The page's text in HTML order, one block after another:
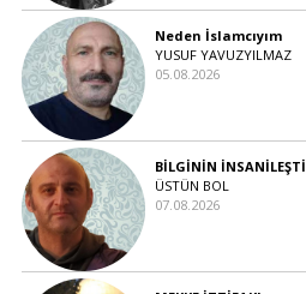
Neden İslamcıyım
YUSUF YAVUZYILMAZ
05.08.2026
BİLGİNİN
ÜSTÜN BOL
07.08.2026